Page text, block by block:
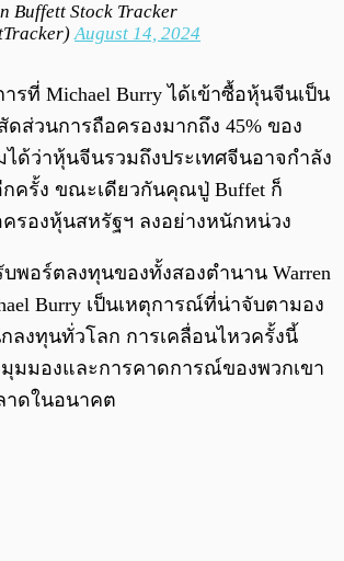
Buffett Stock Tracker
August 14, 2024
รที่ Michael Burry ได้เข้าซื้อหุ้นจีนเป็น
ส่วนการถือครองมากถึง 45% ของ
ด้ว่าหุ้นจีนรวมถึงประเทศจีนอาจกำลัง
ครั้ง ขณะเดียวกันคุณปู่ Buffet ก็
รองหุ้นสหรัฐฯ ลงอย่างหนักหน่วง
พอร์ตลงทุนของทั้งสองตำนาน Warren
Burry เป็นเหตุการณ์ที่น่าจับตามอง
ลงทุนทั่วโลก การเคลื่อนไหวครั้งนี้
มมองและการคาดการณ์ของพวกเขา
าดในอนาคต